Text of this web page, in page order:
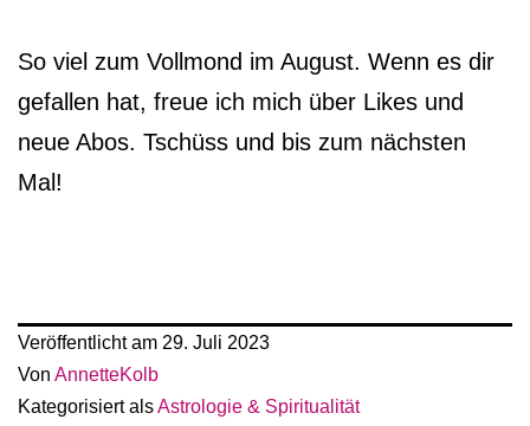
So viel zum Vollmond im August. Wenn es dir
gefallen hat, freue ich mich über Likes und
neue Abos. Tschüss und bis zum nächsten
Mal!
Veröffentlicht am 29. Juli 2023
Von AnnetteKolb
Kategorisiert alsAstrologie & Spiritualität